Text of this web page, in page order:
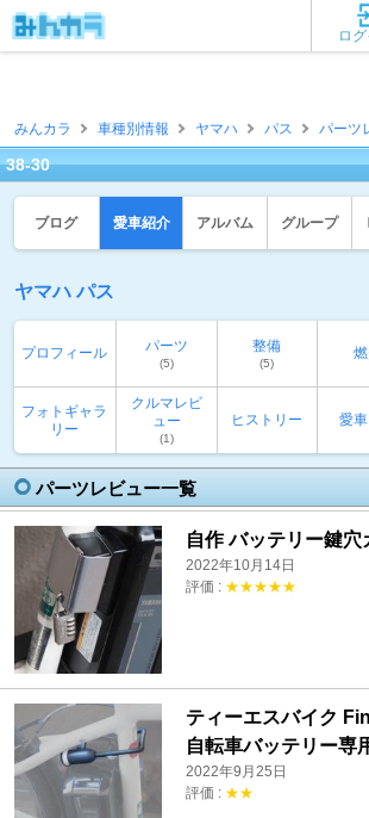
ロ
みんカラ 車種別情報 ヤマハ パス パーツ
38-30
ブログ 愛車紹介 アルバム グループ
ヤマハ パス
プロフィール パーツ
(5)
整備
(5)
フォトギャラ
リー
クルマレビ
ュー
(1)
ヒストリー 愛
パーツレビュー一覧
自作 バッテリー鍵穴
2022年10月14日
評価 : ★★★★★
ティーエスバイク
自転車バッテリー専
2022年9月25日
評価 : ★★